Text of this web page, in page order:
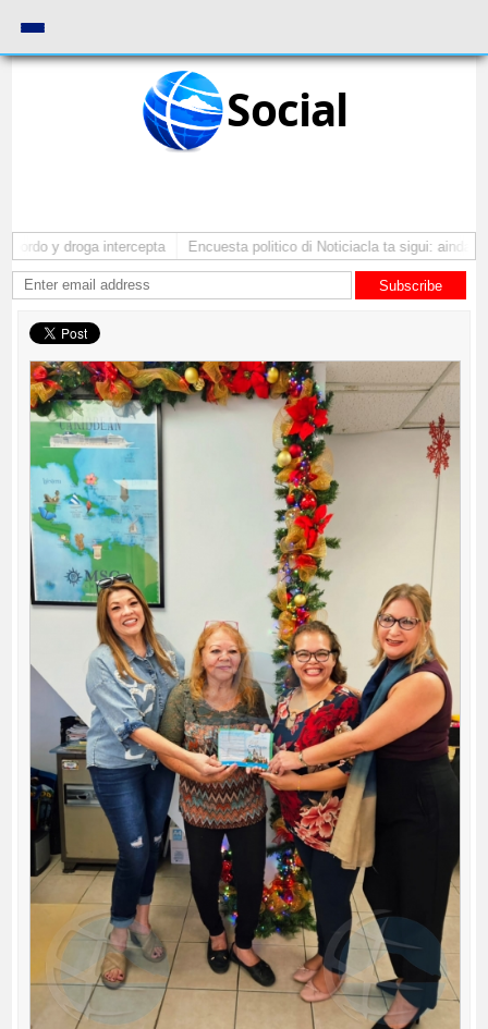
Social
y droga intercepta Encuesta politico di Noticiacla ta sigui: ainda tin
Subscribe